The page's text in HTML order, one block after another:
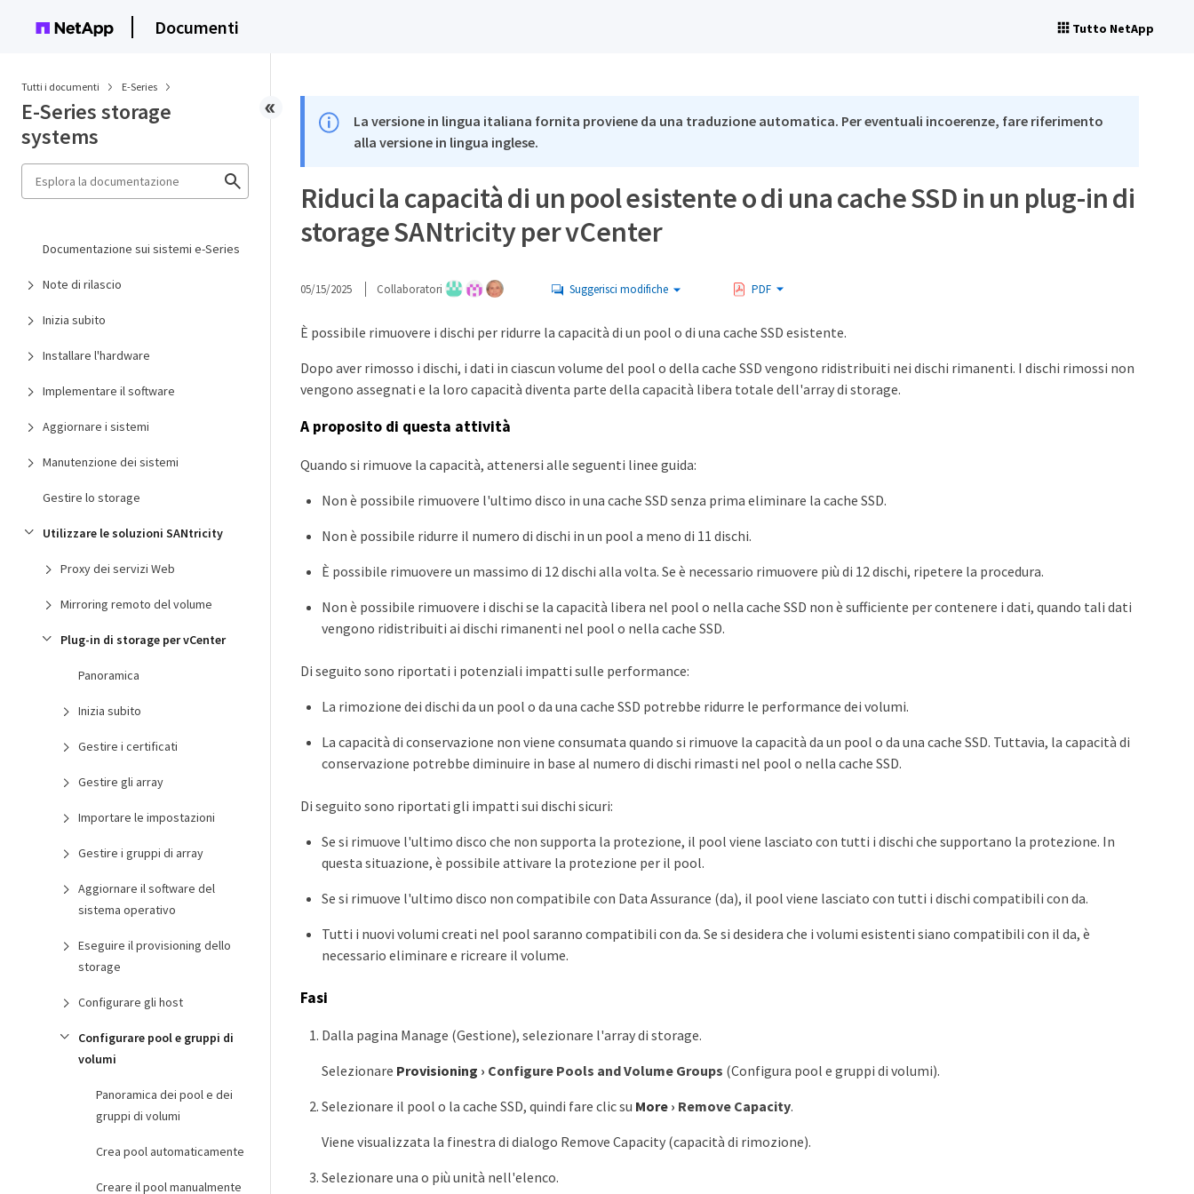
Documenti Tutto NetApp
Tutti i documenti E-Series
E-Series storage
systems
Documentazione sui sistemi e-Series
Note di rilascio
Inizia subito
Installare l'hardware
Implementare il software
Aggiornare i sistemi
Manutenzione dei sistemi
Gestire lo storage
Utilizzare le soluzioni SANtricity
Proxy dei servizi Web
Mirroring remoto del volume
Plug-in di storage per vCenter
Panoramica
Inizia subito
Gestire i certificati
Gestire gli array
Importare le impostazioni
Gestire i gruppi di array
Aggiornare il software del
sistema operativo
Eseguire il provisioning dello
storage
Configurare gli host
Configurare pool e gruppi di
volumi
Panoramica dei pool e dei
gruppi di volumi
Crea pool automaticamente
Creare il pool manualmente
La versione in lingua italiana fornita proviene da una traduzione automatica. Per eventuali incoerenze, fare riferimento
alla versione in lingua inglese.
Riduci la capacità di un pool esistente o di una cache SSD in un plug-in di
storage SANtricity per vCenter
05/15/2025 Collaboratori Suggerisci modifiche PDF
È possibile rimuovere i dischi per ridurre la capacità di un pool o di una cache SSD esistente.
Dopo aver rimosso i dischi, i dati in ciascun volume del pool o della cache SSD vengono ridistribuiti nei dischi rimanenti. I dischi rimossi non
vengono assegnati e la loro capacità diventa parte della capacità libera totale dell'array di storage.
A proposito di questa attività
Quando si rimuove la capacità, attenersi alle seguenti linee guida:
Non è possibile rimuovere l'ultimo disco in una cache SSD senza prima eliminare la cache SSD.
Non è possibile ridurre il numero di dischi in un pool a meno di 11 dischi.
È possibile rimuovere un massimo di 12 dischi alla volta. Se è necessario rimuovere più di 12 dischi, ripetere la procedura.
Non è possibile rimuovere i dischi se la capacità libera nel pool o nella cache SSD non è sufficiente per contenere i dati, quando tali dati
vengono ridistribuiti ai dischi rimanenti nel pool o nella cache SSD.
Di seguito sono riportati i potenziali impatti sulle performance:
La rimozione dei dischi da un pool o da una cache SSD potrebbe ridurre le performance dei volumi.
La capacità di conservazione non viene consumata quando si rimuove la capacità da un pool o da una cache SSD. Tuttavia, la capacità di
conservazione potrebbe diminuire in base al numero di dischi rimasti nel pool o nella cache SSD.
Di seguito sono riportati gli impatti sui dischi sicuri:
Se si rimuove l'ultimo disco che non supporta la protezione, il pool viene lasciato con tutti i dischi che supportano la protezione. In
questa situazione, è possibile attivare la protezione per il pool.
Se si rimuove l'ultimo disco non compatibile con Data Assurance (da), il pool viene lasciato con tutti i dischi compatibili con da.
Tutti i nuovi volumi creati nel pool saranno compatibili con da. Se si desidera che i volumi esistenti siano compatibili con il da, è
necessario eliminare e ricreare il volume.
Fasi
Dalla pagina Manage (Gestione), selezionare l'array di storage.
Selezionare Provisioning › Configure Pools and Volume Groups (Configura pool e gruppi di volumi).
Selezionare il pool o la cache SSD, quindi fare clic su More › Remove Capacity.
Viene visualizzata la finestra di dialogo Remove Capacity (capacità di rimozione).
Selezionare una o più unità nell'elenco.